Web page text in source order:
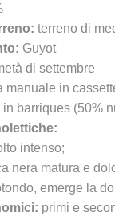
terreno di
Guyot
di settembre
manuale in
in barriques (50%
intenso;
nera matura e
emerge la
primi e